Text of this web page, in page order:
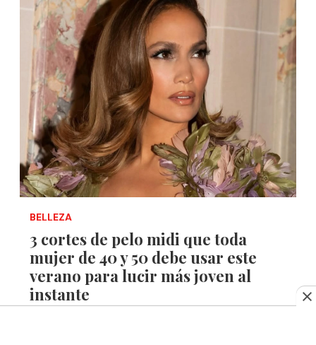
BELLEZA
3 cortes de pelo midi que toda
mujer de 40 y 50 debe usar este
verano para lucir más joven al
instante